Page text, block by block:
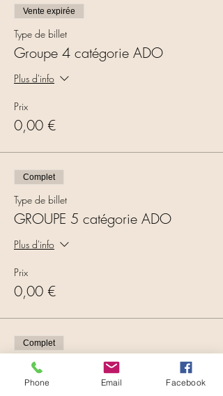
Vente expirée
Type de billet
Groupe 4 catégorie ADO
Plus d'info
Prix
0,00 €
Complet
Type de billet
GROUPE 5 catégorie ADO
Plus d'info
Prix
0,00 €
Complet
Type de billet
GROUPE 6 catégorie ADO
Phone Email Facebook